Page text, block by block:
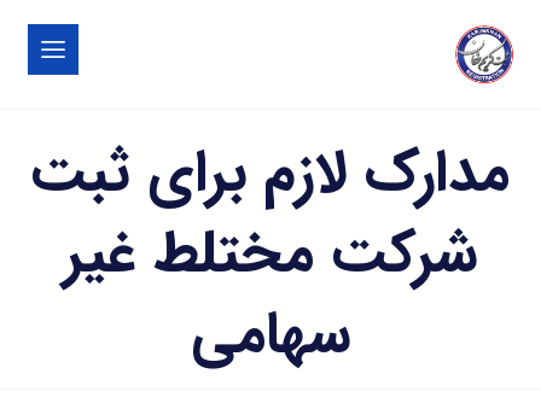
مدارک لازم برای ثبت
شرکت مختلط غیر
سهامی